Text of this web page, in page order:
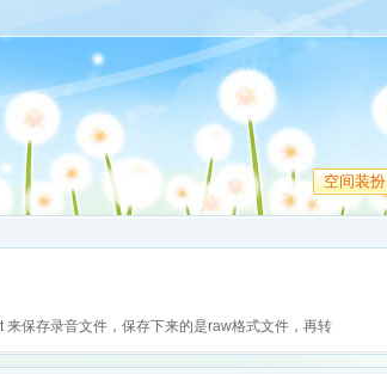
空间装扮
保存录音文件，保存下来的是raw格式文件，再转